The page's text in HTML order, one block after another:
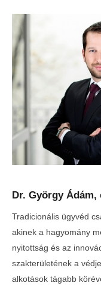
Dr. György Ádám,
Tradicionális ügyvéd
akinek a hagyomány
nyitottság és az
szakterületének a
alkotások tágabb